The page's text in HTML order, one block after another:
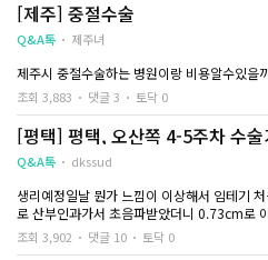
약물로 가능한 곳도 있으면 알려주세요
[제주] 중절수술
Q&A톡 제주녀
제주시 중절수술하는 병원이랑 비용알수있을
조회 3,883
댓글 3 토닥 0
[평택] 평택, 오산쪽 4-5주차 수
Q&A톡 dkssud
생리예정일날 뭔가 느낌이 이상해서 임테기
로 산부인과가서 초음파받았더니 0.73cm로
고 하시더라구요. 병원에서는 난황확인하고
생기면 수술이 가능한건가요..? 급한맘에 집근
조회 3,902 댓글 10 토닥 0